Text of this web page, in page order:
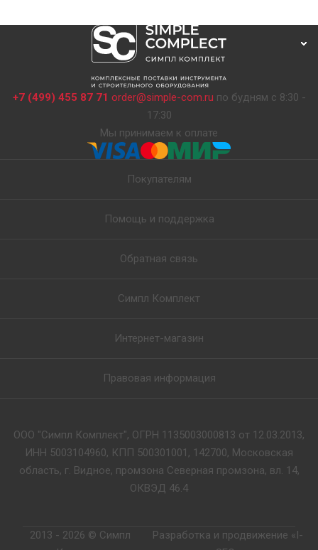
+7 (499) 455 87 71 order@simple-com.ru по будням с 8:30 -
17:30
Мы принимаем к оплате
Покупателям
Помощь и поддержка
Обратная связь
Симпл Комплект
Интернет-магазин
Правовая информация
ООО "Симпл Комплект", ОГРН 1135003000813 от 12.03.2013,
ИНН 5003104960, КПП 500301001, 142700, Московская
область, г. Видное, промзона Северная промзона, вл. 14,
ОКВЭД 46.4
2013 - 2026 © Симпл
Разработка и продвижение «I-